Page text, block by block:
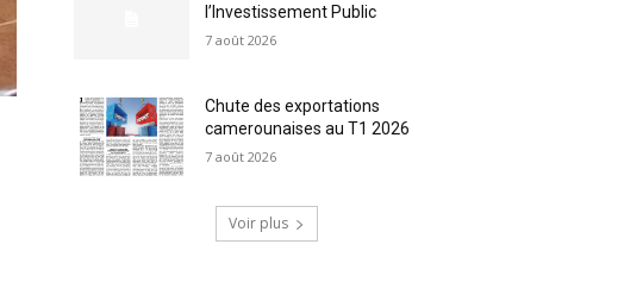
l’Investissement Public
7 août 2026
Chute des exportations
camerounaises au T1 2026
7 août 2026
Voir plus